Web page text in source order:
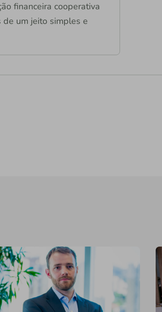
financeira cooperativa
um jeito simples e